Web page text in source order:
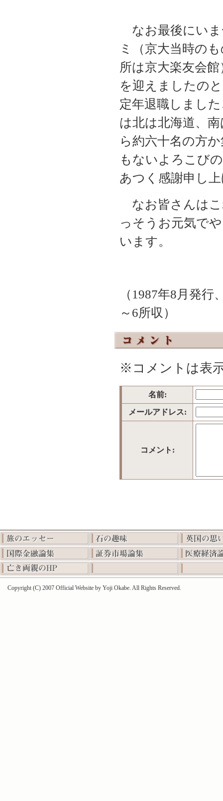
なお最後にい
ミ（京大当時の
所は京大楽友会
を迎えましたの
定年退職しまし
は北は北海道、
ら約六十名の方
もないよろこび
あつく感謝申し
なお皆さんはこ
っそうお元気で
います。
（ 1987年8 月発行
～ 6所収）
※コメントは表
名前:
メールアドレス:
コメント:
Copyright (C) 2007 Official Website by Yoji Okabe. All Rights Reserved.